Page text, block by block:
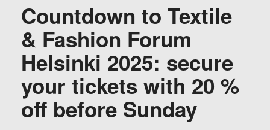
Countdown to Textile
& Fashion Forum
Helsinki 2025: secure
your tickets with 20 %
off before Sunday